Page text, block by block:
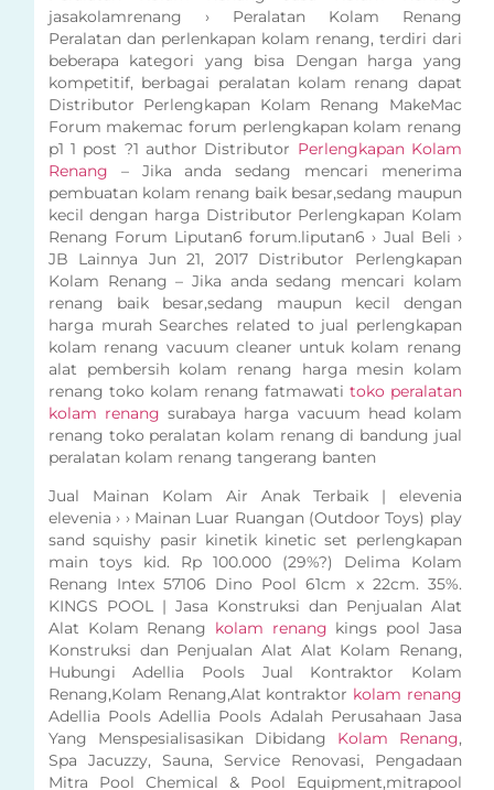
jasakolamrenang › Peralatan Kolam Renang
Peralatan dan perlenkapan kolam renang, terdiri dari
beberapa kategori yang bisa Dengan harga yang
kompetitif, berbagai peralatan kolam renang dapat
Distributor Perlengkapan Kolam Renang MakeMac
Forum makemac forum perlengkapan kolam renang
p1 1 post ?1 author Distributor Perlengkapan Kolam
Renang – Jika anda sedang mencari menerima
pembuatan kolam renang baik besar,sedang maupun
kecil dengan harga Distributor Perlengkapan Kolam
Renang Forum Liputan6 forum.liputan6 › Jual Beli ›
JB Lainnya Jun 21, 2017 Distributor Perlengkapan
Kolam Renang – Jika anda sedang mencari kolam
renang baik besar,sedang maupun kecil dengan
harga murah Searches related to jual perlengkapan
kolam renang vacuum cleaner untuk kolam renang
alat pembersih kolam renang harga mesin kolam
renang toko kolam renang fatmawati toko peralatan
kolam renang surabaya harga vacuum head kolam
renang toko peralatan kolam renang di bandung jual
peralatan kolam renang tangerang banten
Jual Mainan Kolam Air Anak Terbaik | elevenia
elevenia › › Mainan Luar Ruangan (Outdoor Toys) play
sand squishy pasir kinetik kinetic set perlengkapan
main toys kid. Rp 100.000 (29%?) Delima Kolam
Renang Intex 57106 Dino Pool 61cm x 22cm. 35%.
KINGS POOL | Jasa Konstruksi dan Penjualan Alat
Alat Kolam Renang kolam renang kings pool Jasa
Konstruksi dan Penjualan Alat Alat Kolam Renang,
Hubungi Adellia Pools Jual Kontraktor Kolam
Renang,Kolam Renang,Alat kontraktor kolam renang
Adellia Pools Adellia Pools Adalah Perusahaan Jasa
Yang Menspesialisasikan Dibidang Kolam Renang,
Spa Jacuzzy, Sauna, Service Renovasi, Pengadaan
Mitra Pool Chemical & Pool Equipment,mitrapool